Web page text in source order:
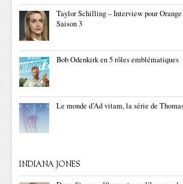
Taylor Schilling – Interview pour
Saison 3
Bob Odenkirk en 5 rôles emblématiques
Le monde d’Ad vitam, la série de
INDIANA JONES